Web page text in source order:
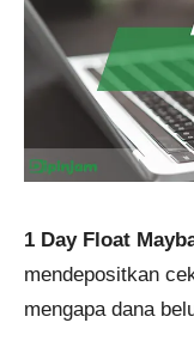
1 Day Float
mendepositkan
mengapa dana